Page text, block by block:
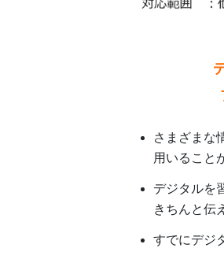
さまざまな
用いること
デジタルを
きちんと伝
すでにデジ